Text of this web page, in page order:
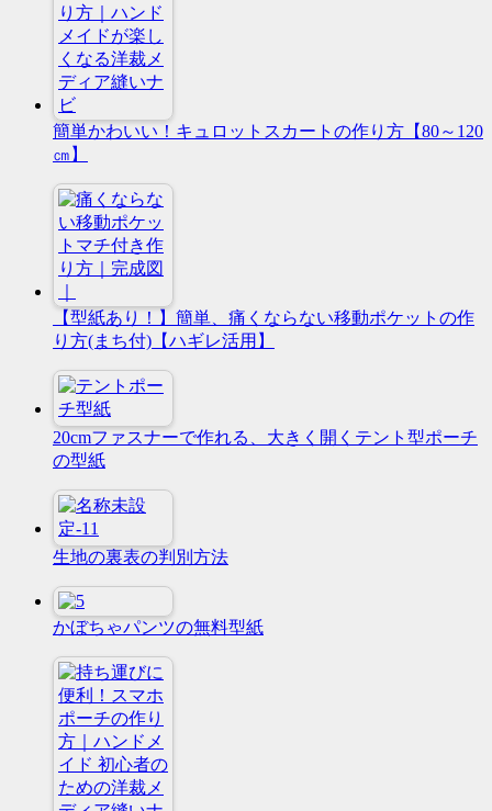
簡単かわいい！キュロットスカートの作り方【80～120
㎝】
【型紙あり！】簡単、痛くならない移動ポケットの作
り方(まち付)【ハギレ活用】
20cmファスナーで作れる、大きく開くテント型ポーチ
の型紙
生地の裏表の判別方法
かぼちゃパンツの無料型紙